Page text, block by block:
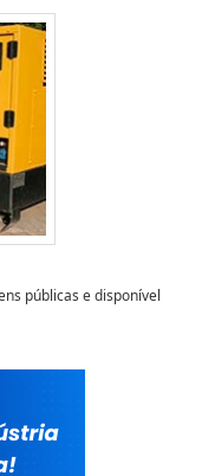
públicas e disponível